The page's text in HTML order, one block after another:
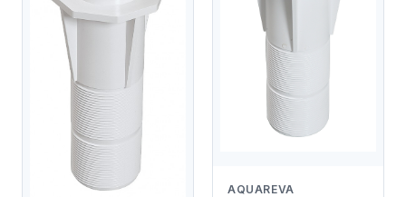
AQUAREVA